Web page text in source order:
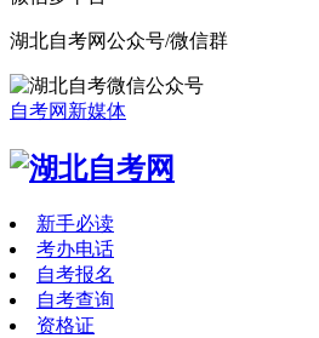
湖北自考网公众号/微信群
自考网新媒体
新手必读
考办电话
自考报名
自考查询
资格证